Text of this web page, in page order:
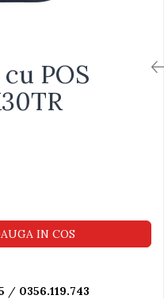
POS
IN COS
/ 0356.119.743